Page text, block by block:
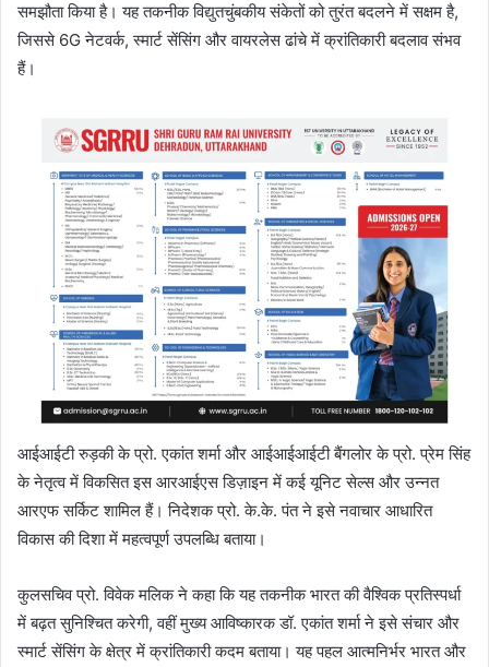
समझौता किया है। यह तकनीक विद्युतचुंबकीय संकेतों को तुरंत बदलने में सक्षम है,
जिससे 6G नेटवर्क, स्मार्ट सेंसिंग और वायरलेस ढांचे में क्रांतिकारी बदलाव संभव
हैं।
आईआईटी रुड़की के प्रो. एकांत शर्मा और आईआईआईटी बैंगलोर के प्रो. प्रेम सिंह
के नेतृत्व में विकसित इस आरआईएस डिज़ाइन में कई यूनिट सेल्स और उन्नत
आरएफ सर्किट शामिल हैं। निदेशक प्रो. के.के. पंत ने इसे नवाचार आधारित
विकास की दिशा में महत्वपूर्ण उपलब्धि बताया।
कुलसचिव प्रो. विवेक मलिक ने कहा कि यह तकनीक भारत की वैश्विक प्रतिस्पर्धा
में बढ़त सुनिश्चित करेगी, वहीं मुख्य आविष्कारक डॉ. एकांत शर्मा ने इसे संचार और
स्मार्ट सेंसिंग के क्षेत्र में क्रांतिकारी कदम बताया। यह पहल आत्मनिर्भर भारत और